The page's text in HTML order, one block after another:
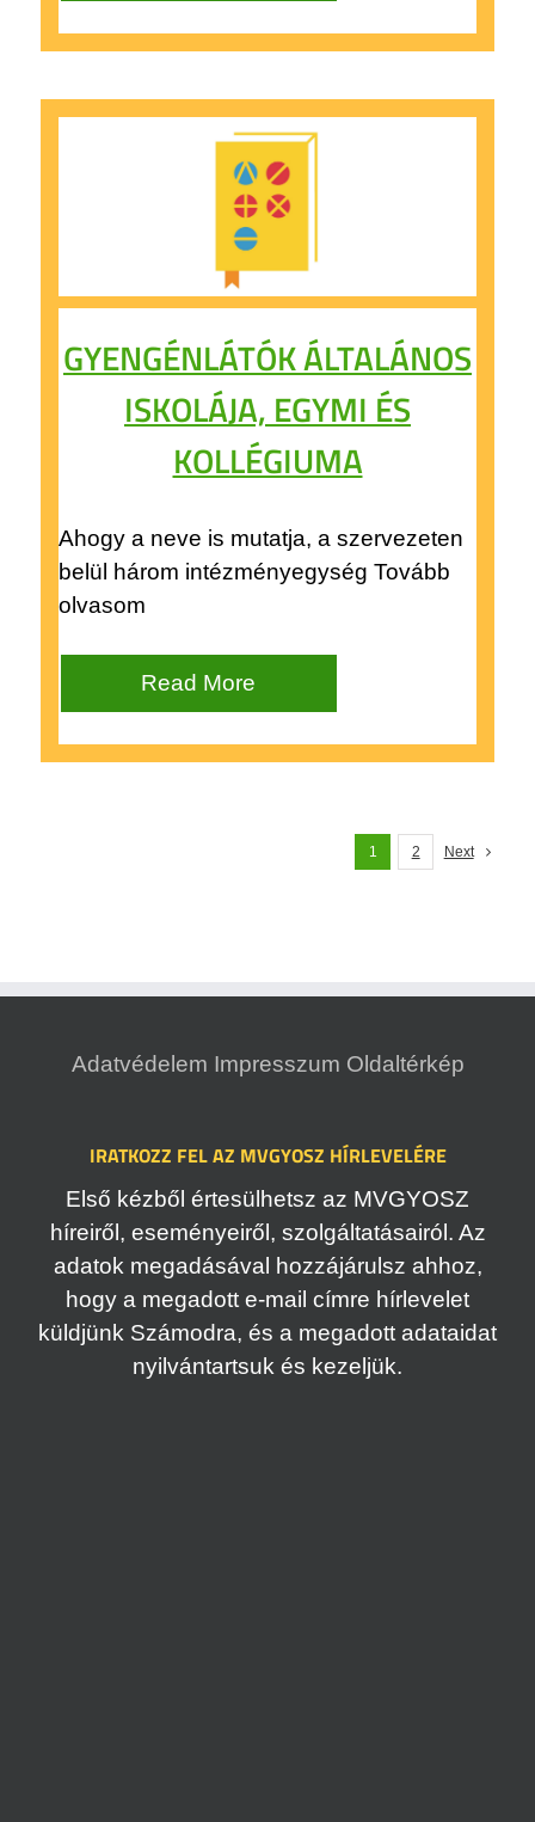
GYENGÉNLÁTÓK ÁLTALÁNOS
ISKOLÁJA, EGYMI ÉS
KOLLÉGIUMA
Ahogy a neve is mutatja, a szervezeten
belül három intézményegység Tovább
olvasom
Read More
1 2 Next
Adatvédelem Impresszum Oldaltérkép
IRATKOZZ FEL AZ MVGYOSZ HÍRLEVELÉRE
Első kézből értesülhetsz az MVGYOSZ
híreiről, eseményeiről, szolgáltatásairól. Az
adatok megadásával hozzájárulsz ahhoz,
hogy a megadott e-mail címre hírlevelet
küldjünk Számodra, és a megadott adataidat
nyilvántartsuk és kezeljük.